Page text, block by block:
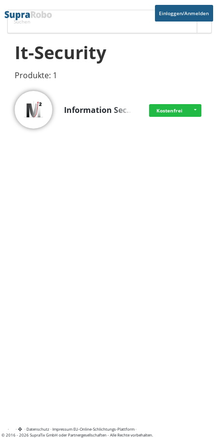
Einloggen/Anmelden
It-Security
Produkte: 1
Information Sec… Kostenfrei
· · ·Datenschutz·Impressum EU-Online-Schlichtungs-Plattform·
© 2016 - 2026 SupraTix GmbH oder Partnergesellschaften - Alle Rechte vorbehalten.